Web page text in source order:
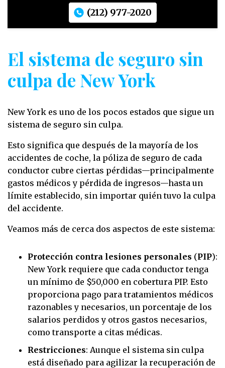
(212) 977-2020
El sistema de seguro sin
culpa de New York
New York es uno de los pocos estados que sigue un
sistema de seguro sin culpa.
Esto significa que después de la mayoría de los
accidentes de coche, la póliza de seguro de cada
conductor cubre ciertas pérdidas—principalmente
gastos médicos y pérdida de ingresos—hasta un
límite establecido, sin importar quién tuvo la culpa
del accidente.
Veamos más de cerca dos aspectos de este sistema:
Protección contra lesiones personales (PIP):
New York requiere que cada conductor tenga
un mínimo de $50,000 en cobertura PIP. Esto
proporciona pago para tratamientos médicos
razonables y necesarios, un porcentaje de los
salarios perdidos y otros gastos necesarios,
como transporte a citas médicas.
Restricciones: Aunque el sistema sin culpa
está diseñado para agilizar la recuperación de